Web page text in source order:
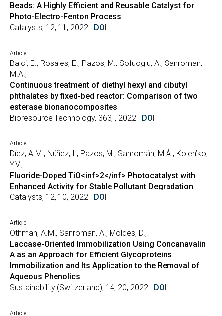
Beads: A Highly Efficient and Reusable Catalyst for
Photo-Electro-Fenton Process
Catalysts, 12, 11, 2022 | DOI
Article
Balci, E., Rosales, E., Pazos, M., Sofuoglu, A., Sanroman,
M.A.,
Continuous treatment of diethyl hexyl and dibutyl
phthalates by fixed-bed reactor: Comparison of two
esterase bionanocomposites
Bioresource Technology, 363, , 2022 | DOI
Article
Díez, A.M., Núñez, I., Pazos, M., Sanromán, M.Á., Kolen’ko,
Y.V.,
Fluoride-Doped TiO<inf>2</inf> Photocatalyst with
Enhanced Activity for Stable Pollutant Degradation
Catalysts, 12, 10, 2022 | DOI
Article
Othman, A.M., Sanroman, A., Moldes, D.,
Laccase-Oriented Immobilization Using Concanavalin
A as an Approach for Efficient Glycoproteins
Immobilization and Its Application to the Removal of
Aqueous Phenolics
Sustainability (Switzerland), 14, 20, 2022 | DOI
Article